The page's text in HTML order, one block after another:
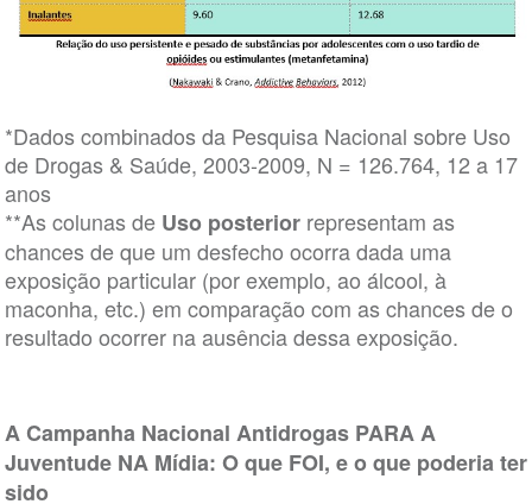
*Dados combinados da Pesquisa Nacional sobre Uso
de Drogas & Saúde, 2003-2009, N = 126.764, 12 a 17
anos
**As colunas de Uso posteriorrepresentam as
chances de que um desfecho ocorra dada uma
exposição particular (por exemplo, ao álcool, à
maconha, etc.) em comparação com as chances de o
resultado ocorrer na ausência dessa exposição.
A Campanha Nacional Antidrogas PARA A
Juventude NA Mídia: O que FOI, e o que poderia ter
sido